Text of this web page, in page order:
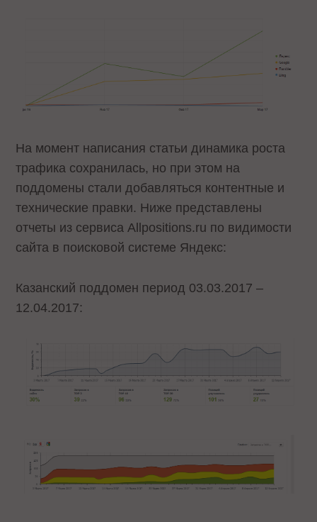
На момент написания статьи динамика роста
трафика сохранилась, но при этом на
поддомены стали добавляться контентные и
технические правки. Ниже представлены
отчеты из сервиса Allpositions.ru по видимости
сайта в поисковой системе Яндекс:
Казанский поддомен период 03.03.2017 –
12.04.2017: